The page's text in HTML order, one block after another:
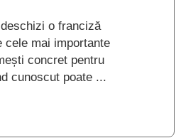
o franciză
cele mai importante
concret pentru
cunoscut poate ...